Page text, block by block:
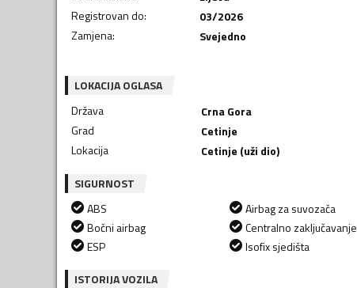
Registrovan do:
03/2026
Zamjena: Svejedno
LOKACIJA OGLASA
Država
Crna Gora
Grad
Cetinje
Lokacija
Cetinje (uži dio)
SIGURNOST
ABS
Bočni airbag
ESP
Airbag za suvozača
Centralno zaključavanje
Isofix sjedišta
ISTORIJA VOZILA